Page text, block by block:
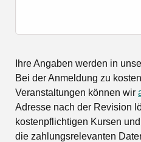
Ihre Angaben werden in
Bei der Anmeldung zu
Veranstaltungen können wir
Adresse nach der Revision
kostenpflichtigen Kursen
die zahlungsrelevanten